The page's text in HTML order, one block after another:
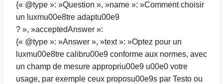
{« @type »: »Question », »name »: »Comment choisir
un luxmu00e8tre adaptu00e9
? », »acceptedAnswer »:
{« @type »: »Answer », »text »: »Optez pour un
luxmu00e8tre calibru00e9 conforme aux normes, avec
un champ de mesure appropriu00e9 u00e0 votre
usage, par exemple ceux proposu00e9s par Testo ou